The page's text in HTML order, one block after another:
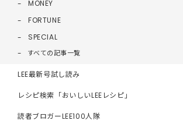
MONEY
FORTUNE
SPECIAL
すべての記事一覧
LEE最新号試し読み
レシピ検索「おいしいLEEレシピ」
読者ブロガーLEE100人隊